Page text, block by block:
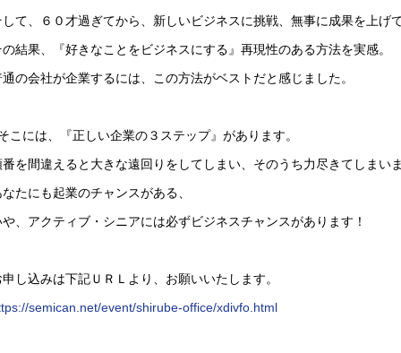
して、６０才過ぎてから、新しいビジネスに挑戦、無事に成果を上げて
の結果、『好きなことをビジネスにする』再現性のある方法を実感。
通の会社が企業するには、この方法がベストだと感じました。
こには、『正しい企業の３ステップ』があります。
番を間違えると大きな遠回りをしてしまい、そのうち力尽きてしまいま
たにも起業のチャンスがある、
や、アクティブ・シニアには必ずビジネスチャンスがあります！
申し込みは下記ＵＲＬより、お願いいたします。
semican.net/event/shirube-office/xdivfo.html